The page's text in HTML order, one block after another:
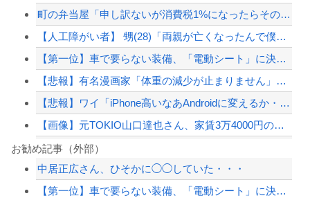
町の弁当屋「申し訳ないが消費税1%になったらその分商品代を値上げするわ」
【人工障がい者】 甥(28)「両親が亡くなったんで僕のこと引き取ってほしいんです...
【第一位】車で要らない装備、「電動シート」に決まる・・・
【悲報】有名漫画家「体重の減少が止まりません」→ファンから心配の声
【悲報】ワイ「iPhone高いなあAndroidに変えるか・・・おっこれええやん...
【画像】元TOKIO山口達也さん、家賃3万4000円の湘南の家からYouTube...
東大「貯金あと数年で尽きます」→研究者削減へ…
20代「50年ローンでええやろ」←これマジ？？？
お勧め記事（外部）
中居正広さん、ひそかに◯◯していた・・・
【第一位】車で要らない装備、「電動シート」に決まる・・・